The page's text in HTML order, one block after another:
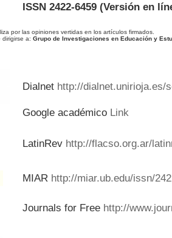
ISSN 2422-6459(Versión en
por las opiniones vertidas en los artículos firmados.
a: Grupo de Investigaciones en Educación y
Dialnet http://dialnet.unirioja.es/
Google académico Link
LatinRev http://flacso.org.ar/
MIAR http://miar.ub.edu/issn/
Journals for Free http://